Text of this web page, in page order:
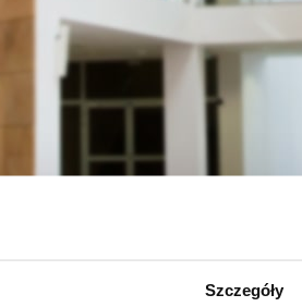
Szczegóły